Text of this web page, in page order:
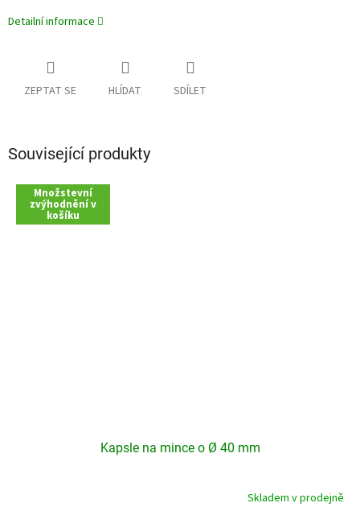
Detailní informace
ZEPTAT SE HLÍDAT SDÍLET
Související produkty
Množstevní
zvýhodnění v
košíku
Kapsle na mince o Ø 40 mm
Skladem v prodejně